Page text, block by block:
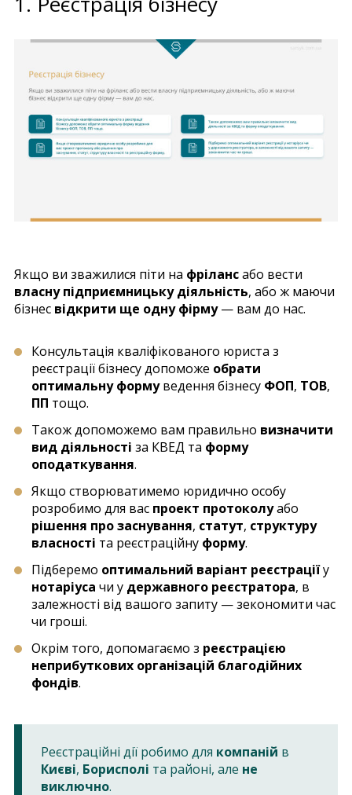
Якщо ви зважилися піти на фрілансабо вести
власну підприємницьку діяльність, або ж маючи
бізнес відкрити ще одну фірму— вам до нас.
Консультація кваліфікованого юриста з
реєстрації бізнесу допоможе обрати
оптимальну формуведення бізнесу ФОП, ТОВ,
ПП тощо.
Також допоможемо вам правильно визначити
вид діяльності за КВЕД та форму
оподаткування.
Якщо створюватимемо юридично особу
розробимо для вас проект протоколуабо
рішення про заснування, статут, структуру
власності та реєстраційну форму.
Підберемо оптимальний варіант реєстраціїу
нотаріуса чи у державного реєстратора, в
залежності від вашого запиту — зекономити час
чи гроші.
Окрім того, допомагаємо з реєстрацією
неприбуткових організацій благодійних
фондів.
Реєстраційні дії робимо для компаній в
Києві, Борисполі та районі, але не
виключно.